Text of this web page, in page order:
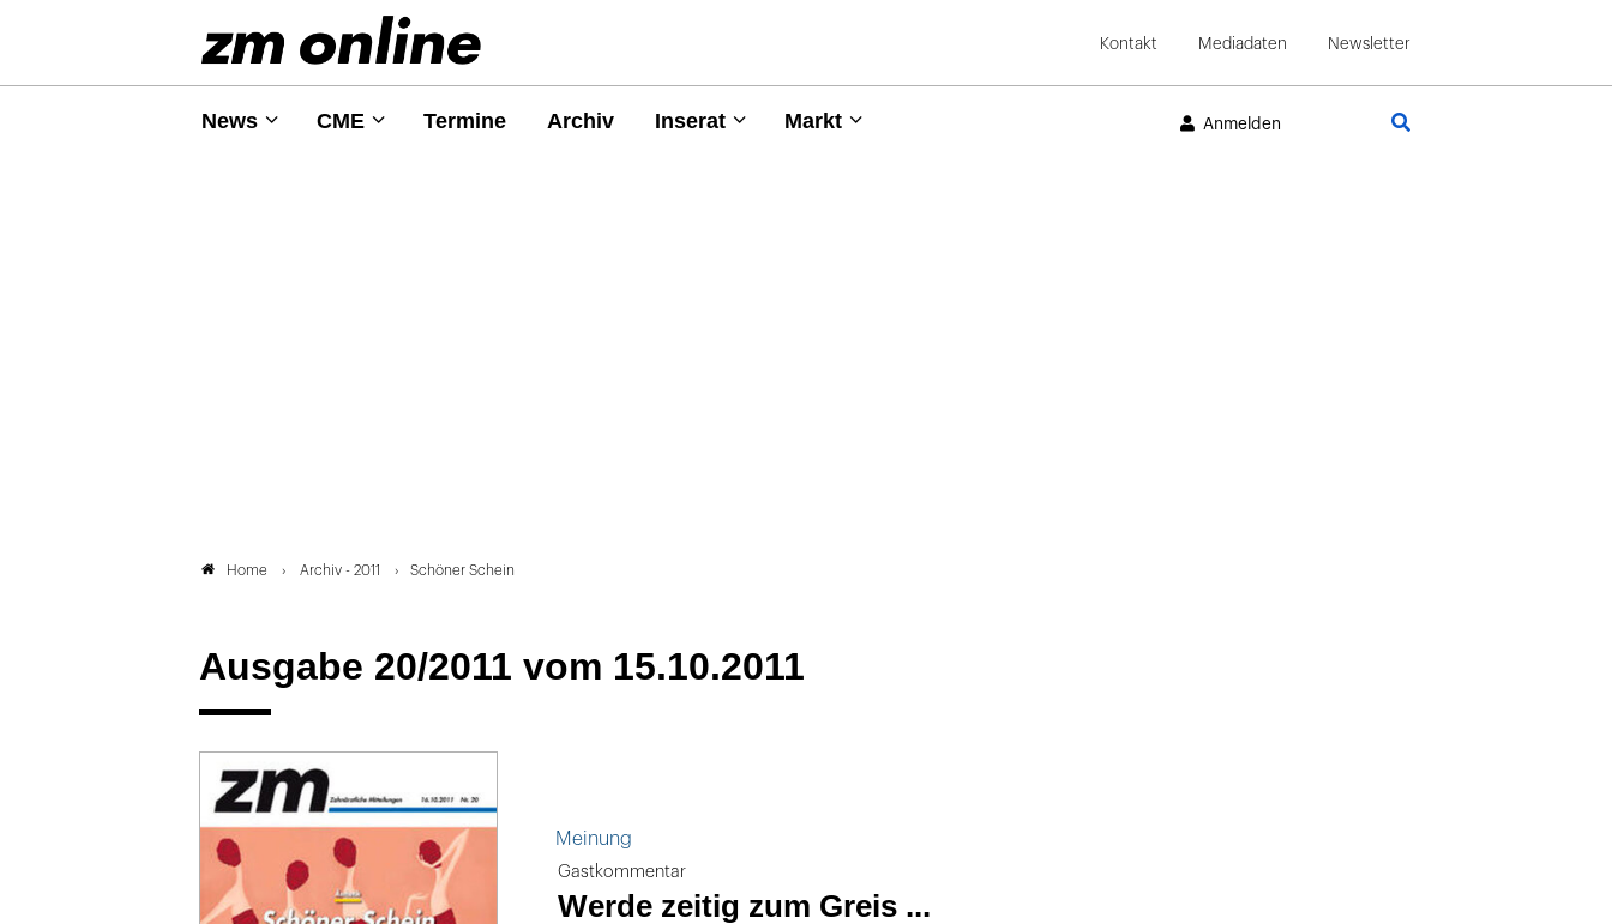
Kontakt Mediadaten Newsletter
News CME Termine Archiv Inserat Markt Anmelden
Home Archiv - 2011 Schöner Schein
Ausgabe 20/2011 vom 15.10.2011
Meinung
Gastkommentar
Werde zeitig zum Greis ...